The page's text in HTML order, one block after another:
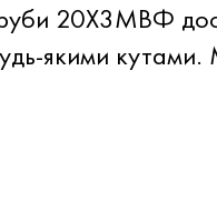
Труби 20Х3МВФ
якими